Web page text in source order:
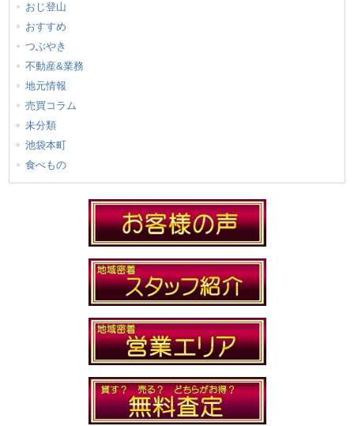
おじ登山
おすすめ
つぶやき
不動産&業務
地元情報
売買コラム
未分類
池袋本町
食べもの